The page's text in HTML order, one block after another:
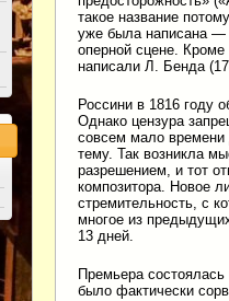
такое название
уже была написана —
оперной сцене.
написали Л. Бенда
Россини в 1816 году
Однако цензура
совсем мало времени
тему. Так возникла
разрешением, и тот
композитора. Новое
стремительность, с
многое из
13 дней.
Премьера
было фактически